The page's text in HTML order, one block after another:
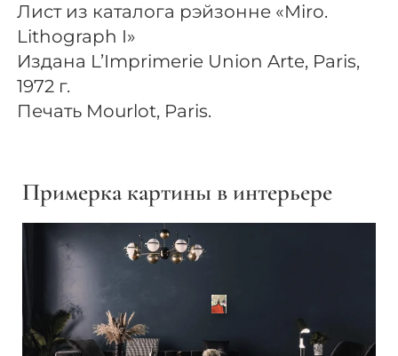
Лист из каталога рэйзонне «Miro.
Lithograph I»
Издана L’Imprimerie Union Arte, Paris,
1972 г.
Печать Mourlot, Paris.
Примерка картины в интерьере